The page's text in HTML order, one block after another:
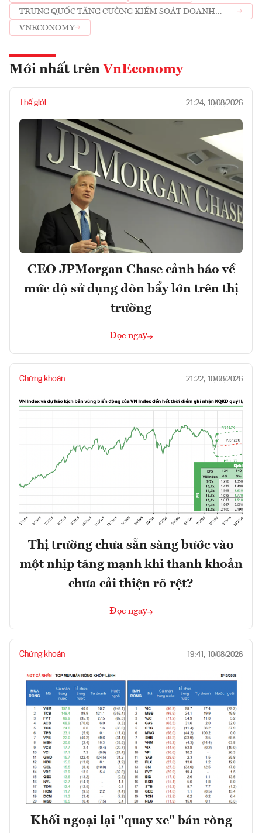
TRUNG QUỐC TĂNG CƯỜNG KIỂM SOÁT DOANH
NGHIỆP NƯỚC NGOÀI
VNECONOMY
Mới nhất trên VnEconomy
Thế giới 21:24, 10/08/2026
CEO JPMorgan Chase cảnh báo về
mức độ sử dụng đòn bẩy lớn trên thị
trường
Đọc ngay
Chứng khoán 21:22, 10/08/2026
Thị trường chưa sẵn sàng bước vào
một nhịp tăng mạnh khi thanh khoản
chưa cải thiện rõ rệt?
Đọc ngay
Chứng khoán 19:41, 10/08/2026
Khối ngoại lại "quay xe" bán ròng